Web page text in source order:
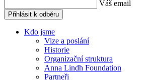
Váš email
Přihlásit k odběru
Kdo jsme
Vize a poslání
Historie
Organizační struktura
Anna Lindh Foundation
Partneři